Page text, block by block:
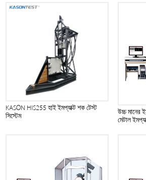
KASON HIS255 হাই ইমপ্যাক্ট শক টেস্ট
সিস্টেম
উচ্চ মানের
মেটাল